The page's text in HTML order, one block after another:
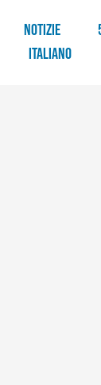
NOTIZIE
Italiano